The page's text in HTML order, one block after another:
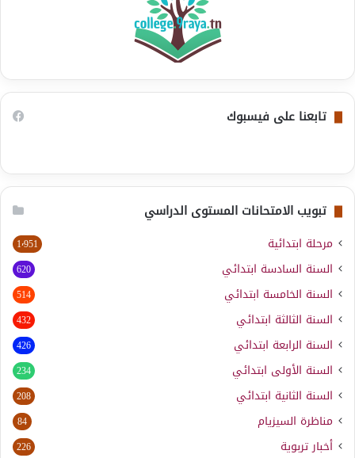
تابعنا على فيسبوك
تبويب الامتحانات المستوى الدراسي
مرحلة ابتدائية 1٬951
السنة السادسة ابتدائي 620
السنة الخامسة ابتدائي 514
السنة الثالثة ابتدائي 432
السنة الرابعة ابتدائي 426
السنة الأولى ابتدائي 234
السنة الثانية ابتدائي 208
مناظرة السيزيام 84
أخبار تربوية 226